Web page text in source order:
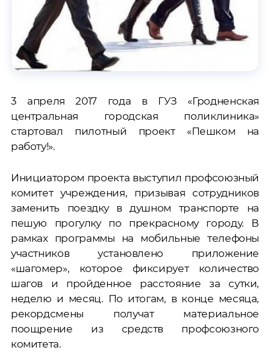
3 апреля 2017 года в ГУЗ «Гродненская
центральная городская поликлиника»
стартовал пилотный проект «Пешком на
работу!».
Инициатором проекта выступил профсоюзный
комитет учреждения, призывая сотрудников
заменить поездку в душном транспорте на
пешую прогулку по прекрасному городу. В
рамках программы на мобильные телефоны
участников установлено приложение
«шагомер», которое фиксирует количество
шагов и пройденное расстояние за сутки,
неделю и месяц. По итогам, в конце месяца,
рекордсмены получат материальное
поощрение из средств профсоюзного
комитета.